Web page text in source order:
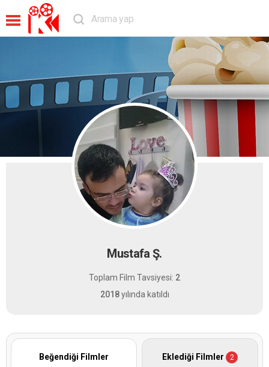
Mustafa Ş.
Toplam Film Tavsiyesi: 2
2018yılında katıldı
Beğendiği Filmler Eklediği Filmler 2